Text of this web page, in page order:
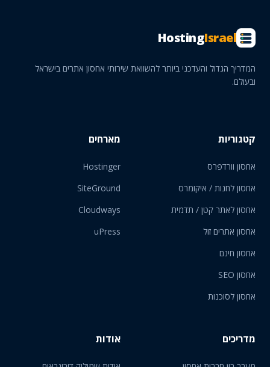
HostingIsrael
המדריך הגדול והעדכני ביותר להשוואת שירותי אחסון אתרים בישראל
ובעולם.
קטגוריות
אחסון וורדפרס
אחסון לחנות / איקומרס
אחסון לאתר קטן / תדמית
אחסון אתרים זול
אחסון חינם
אחסון SEO
אחסון לסוכנות
מארחים
Hostinger
SiteGround
Cloudways
uPress
מדריכים אודות